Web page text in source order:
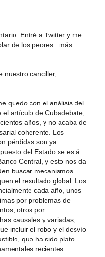
Entré a Twitter y me
de los peores...más
nuestro canciller,
quedo con el análisis del
el artículo de Cubadebate,
años, y no acaba de
coherente. Los
pérdidas son ya
del Estado se está
Central, y esto nos da
buscar mecanismos
el resultado global. Los
cada año, unos
por problemas de
otros por
causales y variadas,
incluir el robo y el desvío
que ha sido plato
recientes.